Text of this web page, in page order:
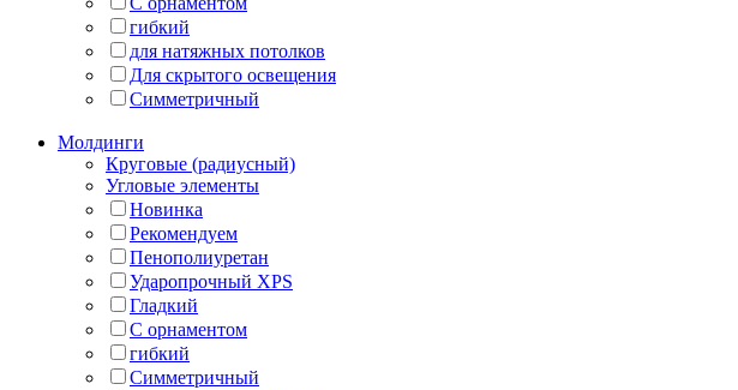
гибкий
для натяжных потолков
Для скрытого освещения
Симметричный
Молдинги
Круговые (радиусный)
Угловые элементы
Новинка
Рекомендуем
Пенополиуретан
Ударопрочный XPS
Гладкий
С орнаментом
гибкий
Симметричный